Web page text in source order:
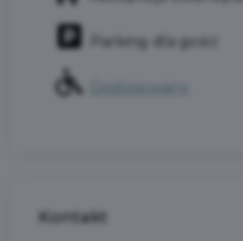
Parking dla gości
Kontakt